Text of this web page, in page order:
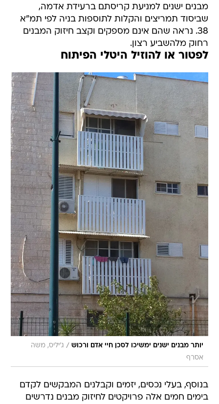
מבנים ישנים למניעת קריסתם ברעידת אדמה,
שביסוד תמריצים והקלות לתוספות בניה לפי תמ"א
38. נראה שהם אינם מספקים וקצב חיזוק המבנים
רחוק מלהשביע רצון.
לפטור או להוזיל היטלי הפיתוח
יותר מבנים ישנים ימשיכו לסכן חיי אדם ורכוש / ג'יליס, משה
אסרף
בנוסף, בעלי נכסים, יזמים וקבלנים המבקשים לקדם
בימים חמים אלה פרויקטים לחיזוק מבנים נדרשים